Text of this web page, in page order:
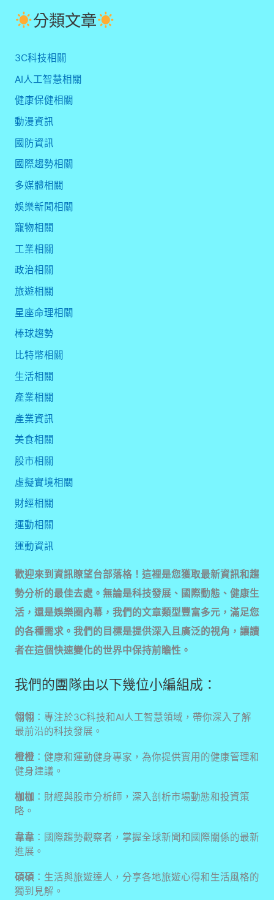
分類文章
3C科技相關
AI人工智慧相關
健康保健相關
動漫資訊
國防資訊
國際趨勢相關
多媒體相關
娛樂新聞相關
寵物相關
工業相關
政治相關
旅遊相關
星座命理相關
棒球趨勢
比特幣相關
生活相關
產業相關
產業資訊
美食相關
股市相關
虛擬實境相關
財經相關
運動相關
運動資訊
歡迎來到資訊瞭望台部落格！這裡是您獲取最新資訊和趨
勢分析的最佳去處。無論是科技發展、國際動態、健康生
活，還是娛樂圈內幕，我們的文章類型豐富多元，滿足您
的各種需求。我們的目標是提供深入且廣泛的視角，讓讀
者在這個快速變化的世界中保持前瞻性。
我們的團隊由以下幾位小編組成：
翎翎 ：專注於3C科技和AI人工智慧領域，帶你深入了解
最前沿的科技發展。
橙橙：健康和運動健身專家，為你提供實用的健康管理和
健身建議。
枷枷 ：財經與股市分析師，深入剖析市場動態和投資策
略。
韋韋：國際趨勢觀察者，掌握全球新聞和國際關係的最新
進展。
碩碩 ：生活與旅遊達人，分享各地旅遊心得和生活風格的
獨到見解。